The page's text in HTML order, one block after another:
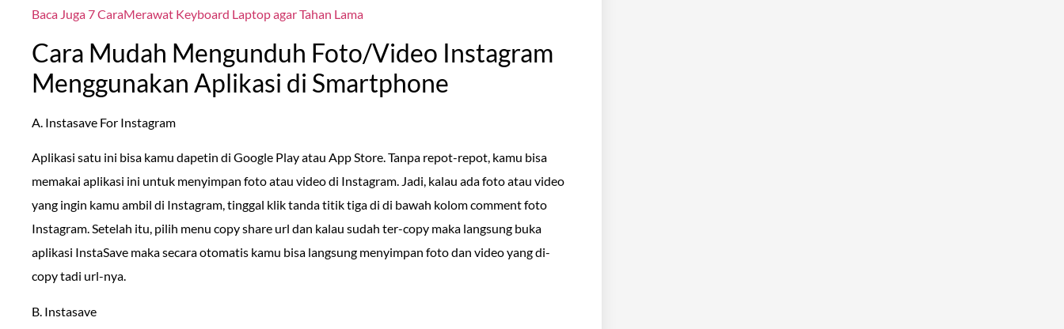
Baca Juga 7 CaraMerawat Keyboard Laptop agar Tahan Lama
Cara Mudah Mengunduh Foto/Video Instagram
Menggunakan Aplikasi di Smartphone
A. Instasave For Instagram
Aplikasi satu ini bisa kamu dapetin di Google Play atau App Store. Tanpa repot-repot, kamu bisa
memakai aplikasi ini untuk menyimpan foto atau video di Instagram. Jadi, kalau ada foto atau video
yang ingin kamu ambil di Instagram, tinggal klik tanda titik tiga di di bawah kolom comment foto
Instagram. Setelah itu, pilih menu copy share url dan kalau sudah ter-copy maka langsung buka
aplikasi InstaSave maka secara otomatis kamu bisa langsung menyimpan foto dan video yang di-
copy tadi url-nya.
B. Instasave